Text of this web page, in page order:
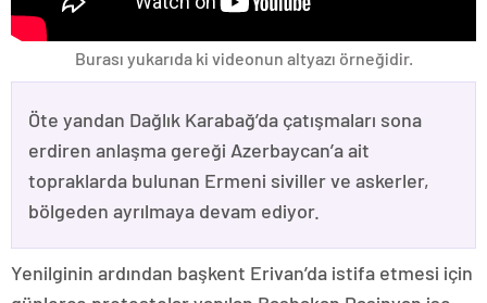
Burası yukarıda ki videonun altyazı örneğidir.
Öte yandan Dağlık Karabağ’da çatışmaları sona
erdiren anlaşma gereği Azerbaycan’a ait
topraklarda bulunan Ermeni siviller ve askerler,
bölgeden ayrılmaya devam ediyor.
Yenilginin ardından başkent Erivan’da istifa etmesi için